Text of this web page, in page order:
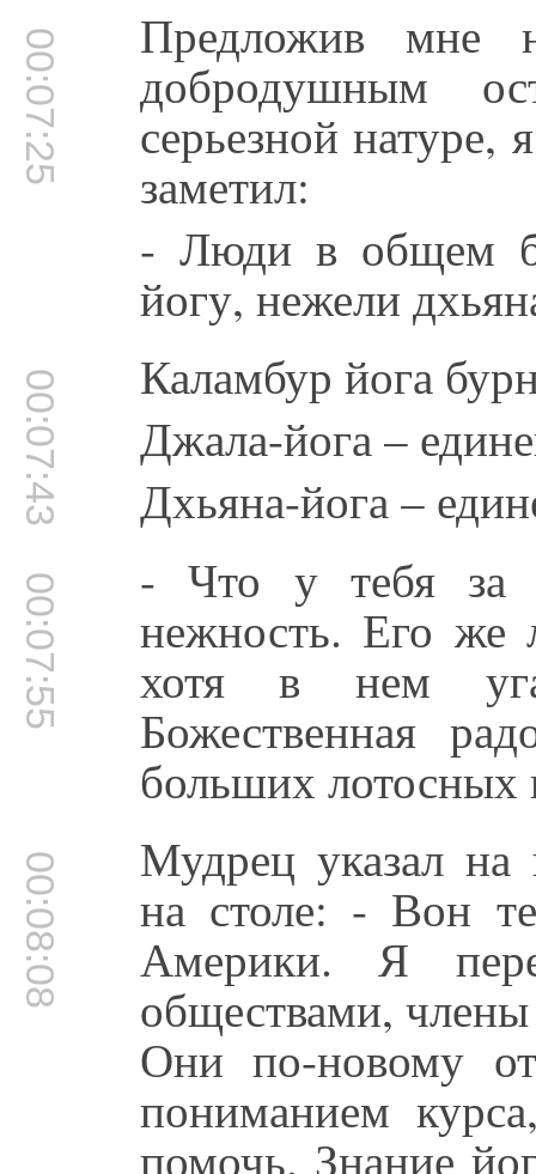
00:07:25 Предложив мне
добродушным
серьезной натуре,
заметил:
- Люди в общем
йогу, нежели
00:07:43
Каламбур йога
Джала-йога –
Дхьяна-йога –
00:07:55 - Что у тебя за
нежность. Его же
хотя в нем
Божественная
больших лотосных
00:08:08 Мудрец указал на
на столе: - Вон
Америки. Я
обществами,
Они по-новому
пониманием
помочь. Знание